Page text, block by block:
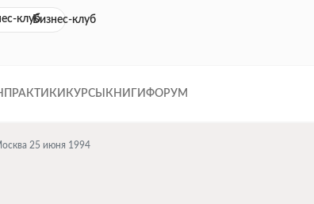
Бизнес-клуб
ПРАКТИКИ КУРСЫ КНИГИ ФОРУМ
25 июня 1994